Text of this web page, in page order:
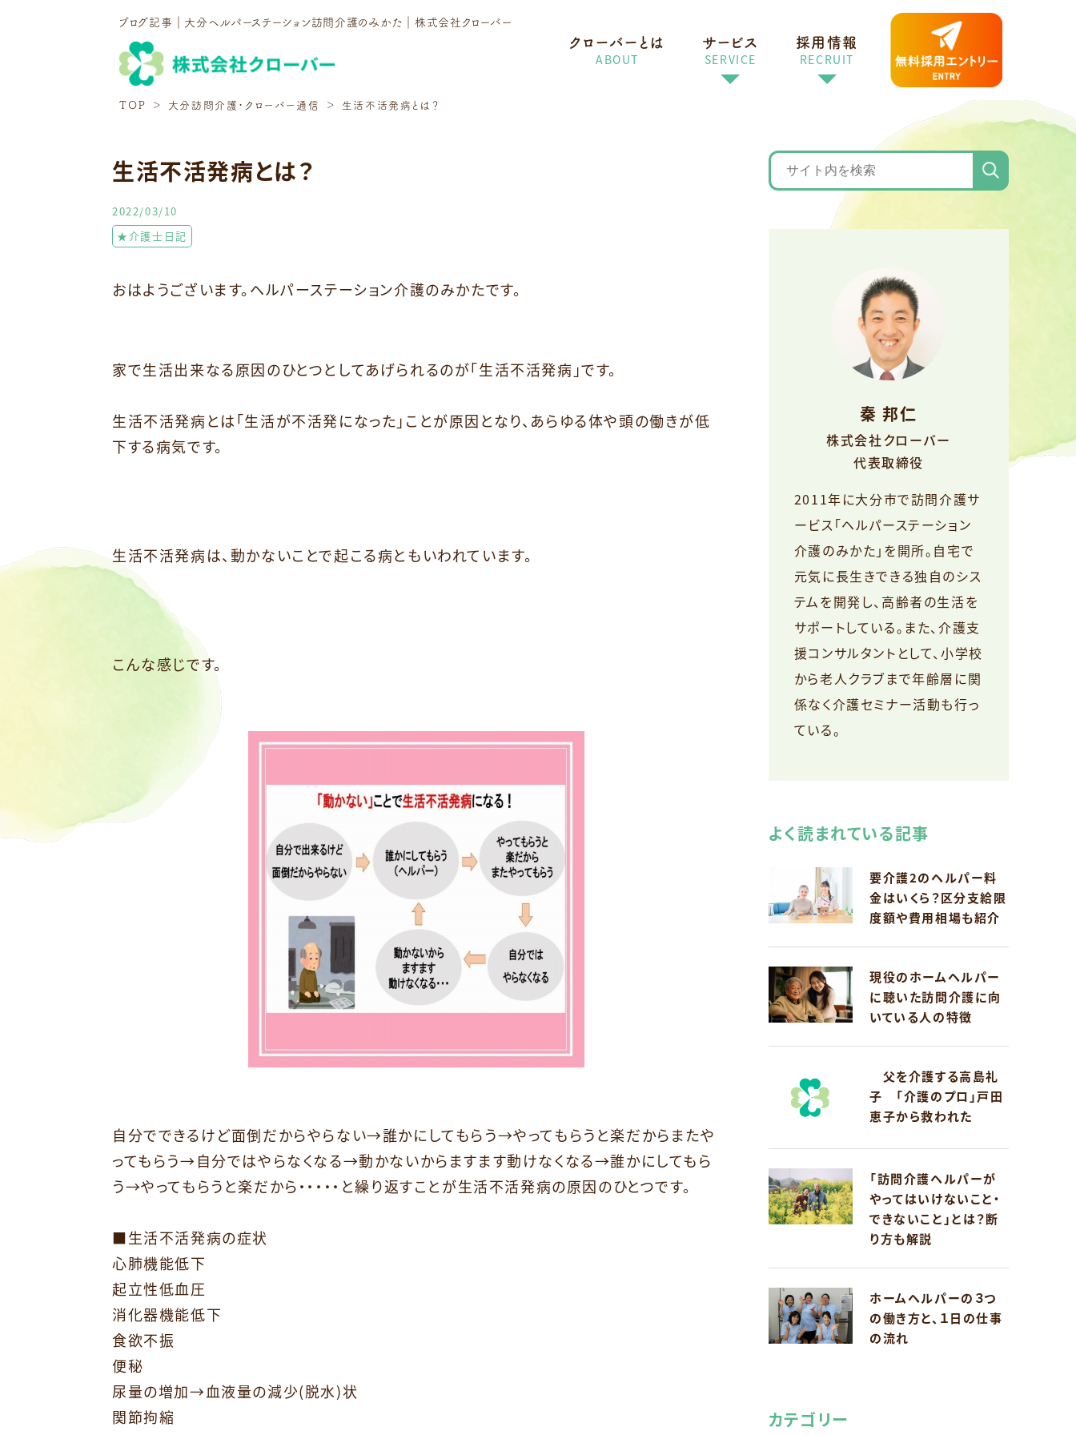
ブログ記事｜大分ヘルパーステーション訪問介護のみかた ｜株式会社クローバー
クローバーとは
ABOUT
サービス
SERVICE
採用情報
RECRUIT
TOP 大分訪問介護・クローバー通信 生活不活発病とは？
生活不活発病とは？
2022/03/10
★介護士日記
おはようございます。ヘルパーステーション介護のみかたです。
家で生活出来なる原因のひとつとしてあげられるのが「生活不活発病」です。
生活不活発病とは「生活が不活発になった」ことが原因となり、あらゆる体や頭の働きが低
下する病気です。
生活不活発病は、動かないことで起こる病ともいわれています。
こんな感じです。
自分でできるけど面倒だからやらない→誰かにしてもらう→やってもらうと楽だからまたや
ってもらう→自分ではやらなくなる→動かないからますます動けなくなる→誰かにしてもら
う→やってもらうと楽だから・・・・・と繰り返すことが生活不活発病の原因のひとつです。
■生活不活発病の症状
心肺機能低下
起立性低血圧
消化器機能低下
食欲不振
便秘
尿量の増加→血液量の減少(脱水)状
関節拘縮
秦 邦仁
株式会社クローバー
代表取締役
2011年に大分市で訪問介護サ
ービス「ヘルパーステーション
介護のみかた」を開所。自宅で
元気に長生きできる独自のシス
テムを開発し、高齢者の生活を
サポートしている。また、介護支
援コンサルタントとして、小学校
から老人クラブまで年齢層に関
係なく介護セミナー活動も行っ
ている。
よく読まれている記事
要介護2のヘルパー料
金はいくら？区分支給限
度額や費用相場も紹介
現役のホームヘルパー
に聴いた訪問介護に向
いている人の特徴
父を介護する高島礼
子 「介護のプロ」戸田
恵子から救われた
「訪問介護ヘルパーが
やってはいけないこと・
できないこと」とは？断
り方も解説
ホームヘルパーの３つ
の働き方と、１日の仕事
の流れ
カテゴリー